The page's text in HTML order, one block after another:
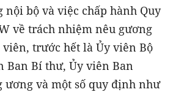
nội bộ và việc chấp hành Quy
về trách nhiệm nêu gương
viên, trước hết là Ủy viên Bộ
Ban Bí thư, Ủy viên Ban
ương và một số quy định như